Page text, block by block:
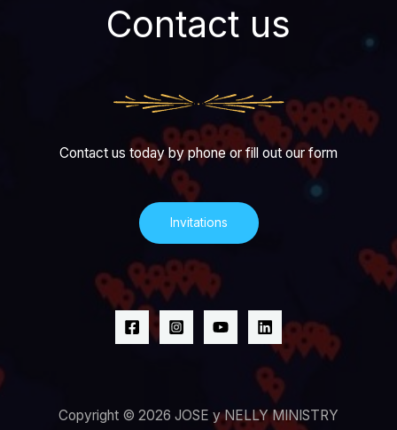
Contact us
Contact us today by phone or fill out our form
Invitations
Copyright © 2026 JOSE y NELLY MINISTRY